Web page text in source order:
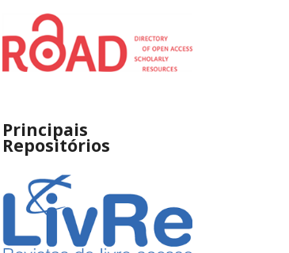
Principais
Repositórios